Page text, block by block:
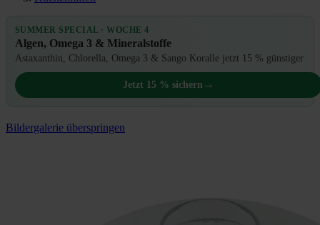
SUMMER SPECIAL · WOCHE 4
Algen, Omega 3 & Mineralstoffe
Astaxanthin, Chlorella, Omega 3 & Sango Koralle jetzt 15 % günstiger
Jetzt 15 % sichern →
Bildergalerie überspringen